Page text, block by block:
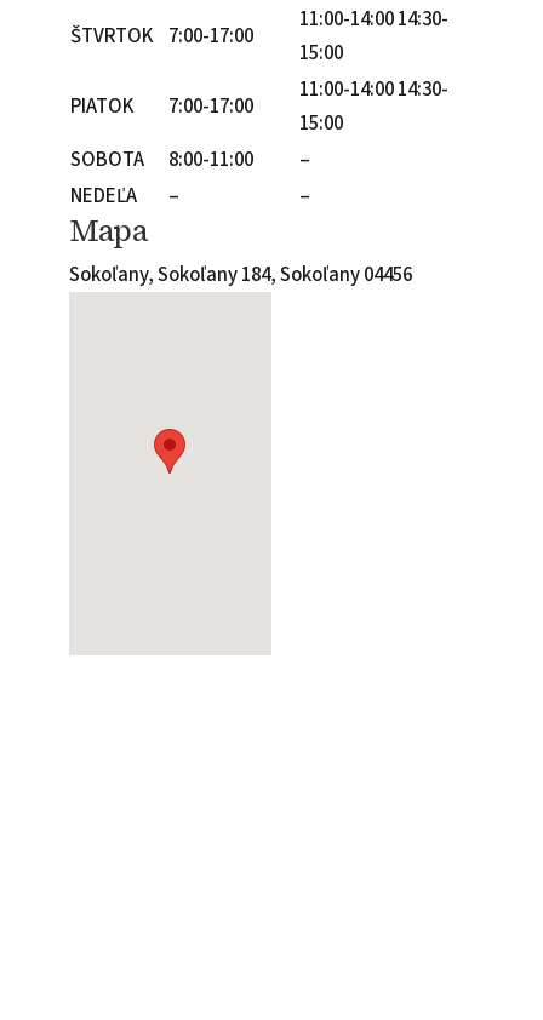
ŠTVRTOK 7:00-17:00
11:00-14:00 14:30-
15:00
PIATOK
7:00-17:00
11:00-14:00 14:30-
15:00
SOBOTA
8:00-11:00
–
NEDEĽA
– –
Mapa
Sokoľany, Sokoľany 184, Sokoľany 04456